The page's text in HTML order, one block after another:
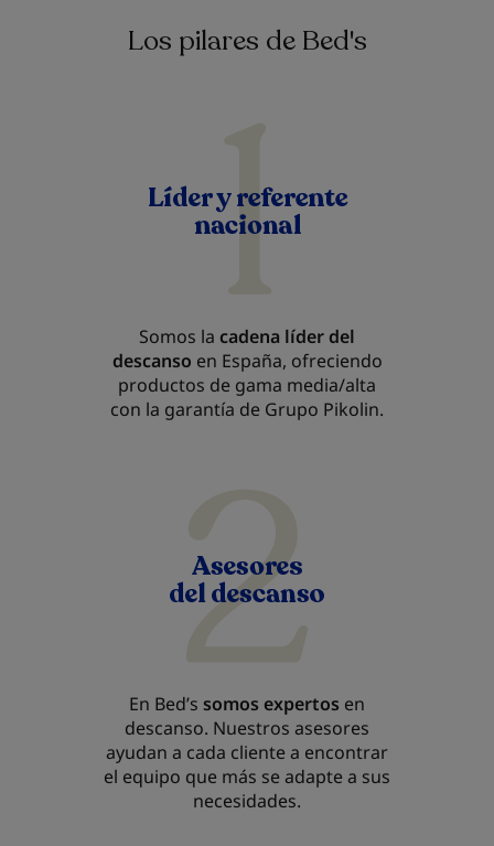
Los pilares de Bed's
Somos la cadena líder del
descanso en España, ofreciendo
productos de gama media/alta
con la garantía de Grupo Pikolin.
En Bed’s somos expertos en
descanso. Nuestros asesores
ayudan a cada cliente a encontrar
el equipo que más se adapte a sus
necesidades.